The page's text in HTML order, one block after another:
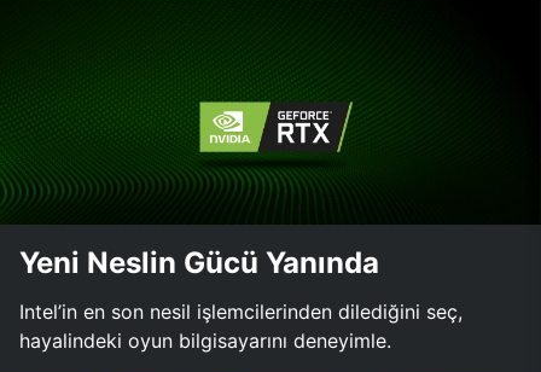
Yeni Neslin Gücü Yanında
Intel’in en son nesil işlemcilerinden dilediğini seç,
hayalindeki oyun bilgisayarını deneyimle.